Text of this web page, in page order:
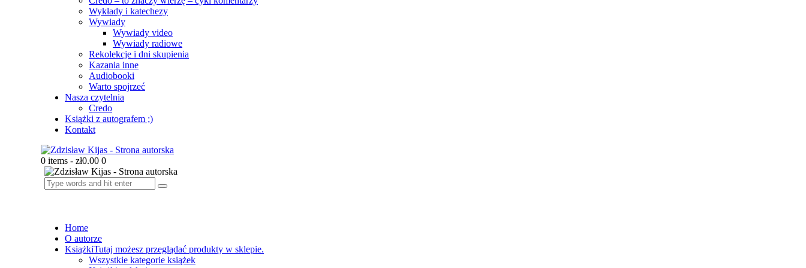
Wykłady i katechezy
Wywiady
Wywiady video
Wywiady radiowe
Rekolekcje i dni skupienia
Kazania inne
Audiobooki
Warto spojrzeć
Nasza czytelnia
Credo
Książki z autografem ;)
Kontakt
0 items - zł0.00 0
Home
O autorze
KsiążkiTutaj możesz przeglądać produkty w sklepie.
Wszystkie kategorie książek